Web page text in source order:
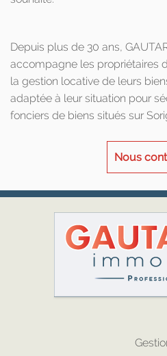
Depuis plus de 30 ans,
accompagne les propriétaires
la gestion locative de leurs
adaptée à leur situation pour
fonciers de biens situés sur
Nous